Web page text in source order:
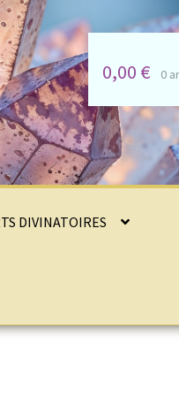
DIVINATOIRES
0,00 € 0